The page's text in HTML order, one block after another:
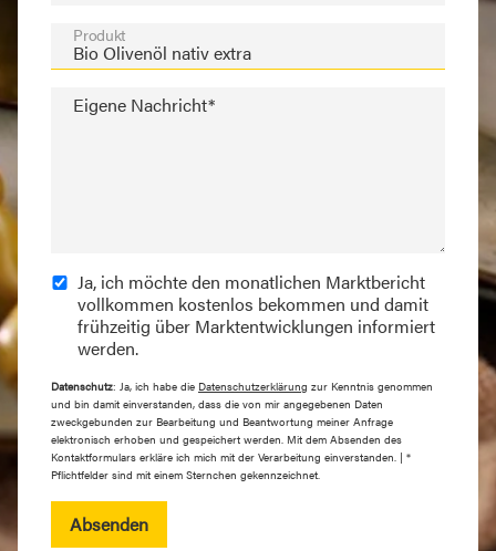
Produkt
Eigene Nachricht*
Ja, ich möchte den monatlichen Marktbericht
vollkommen kostenlos bekommen und damit
frühzeitig über Marktentwicklungen informiert
werden.
Datenschutz: Ja, ich habe die Datenschutzerklärung zur Kenntnis genommen
und bin damit einverstanden, dass die von mir angegebenen Daten
zweckgebunden zur Bearbeitung und Beantwortung meiner Anfrage
elektronisch erhoben und gespeichert werden. Mit dem Absenden des
Kontaktformulars erkläre ich mich mit der Verarbeitung einverstanden. | *
Pflichtfelder sind mit einem Sternchen gekennzeichnet.
Absenden